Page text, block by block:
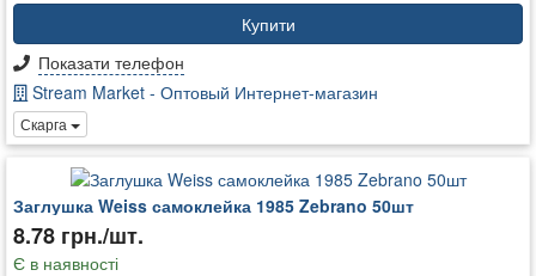
Купити
Показати телефон
Stream Market - Оптовый Интернет-магазин
Скарга
Заглушка Weiss самоклейка 1985 Zebrano 50шт
8.78 грн./шт.
Є в наявності